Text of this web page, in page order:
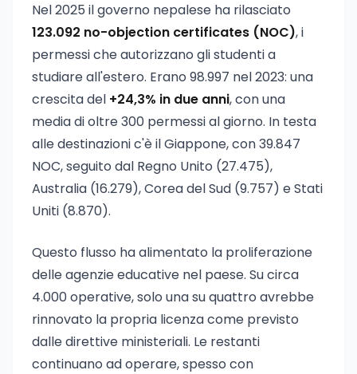
Nel 2025 il governo nepalese ha rilasciato
123.092 no-objection certificates (NOC), i
permessi che autorizzano gli studenti a
studiare all'estero. Erano 98.997 nel 2023: una
crescita del +24,3% in due anni, con una
media di oltre 300 permessi al giorno. In testa
alle destinazioni c'è il Giappone, con 39.847
NOC, seguito dal Regno Unito (27.475),
Australia (16.279), Corea del Sud (9.757) e Stati
Uniti (8.870).
Questo flusso ha alimentato la proliferazione
delle agenzie educative nel paese. Su circa
4.000 operative, solo una su quattro avrebbe
rinnovato la propria licenza come previsto
dalle direttive ministeriali. Le restanti
continuano ad operare, spesso con